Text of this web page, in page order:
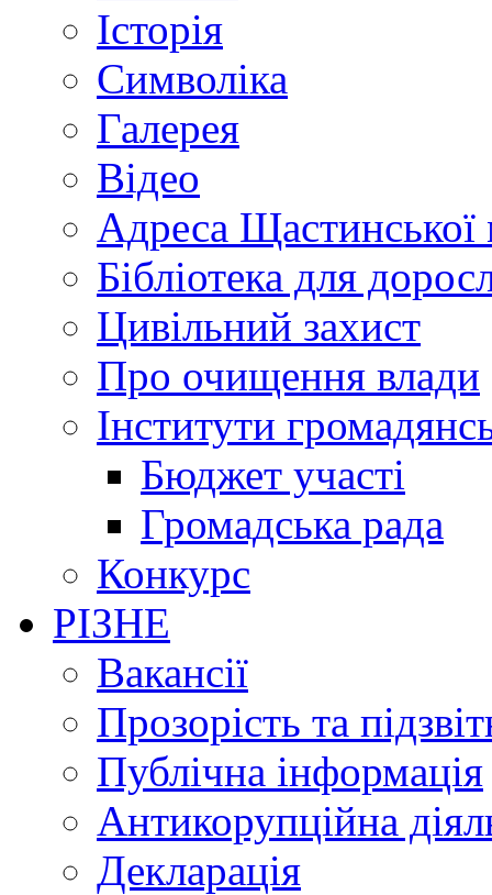
Історія
Символіка
Галерея
Відео
Адреса Щастинської
Бібліотека для
Цивільний захист
Про очищення влади
Інститути
Бюджет участі
Громадська рада
Конкурс
РІЗНЕ
Вакансії
Прозорість та
Публічна інформація
Антикорупційна
Декларація